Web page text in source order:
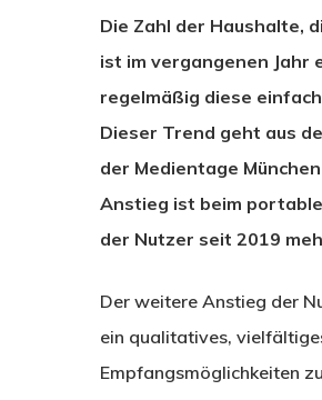
Die Zahl der Haushalte,
ist im vergangenen Jahr
regelmäßig diese
Dieser Trend geht aus
der Medientage
Anstieg ist beim
der Nutzer seit 2019
Der weitere Anstieg der
ein qualitatives,
Empfangsmöglichkeiten